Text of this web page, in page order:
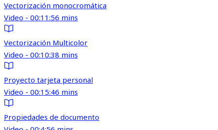
Vectorización monocromática
Video - 00:11:56 mins
Vectorización Multicolor
Video - 00:10:38 mins
Proyecto tarjeta personal
Video - 00:15:46 mins
Propiedades de documento